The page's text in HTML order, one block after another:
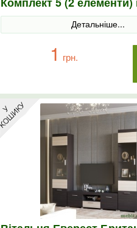
молочний
Детальніше...
1 грн.